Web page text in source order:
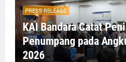
PRESS RELEASE
KAI Bandara Catat
Penumpang pada
2026